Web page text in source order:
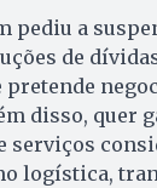
pediu a
de
pretende
disso, quer
serviços
logística,